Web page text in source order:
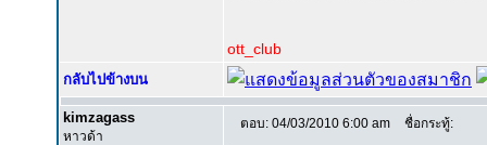
ott_club
กลับไปข้างบน
kimzagass
หาวด้า
ตอบ: 04/03/2010 6:00 am ชื่อกระทู้: